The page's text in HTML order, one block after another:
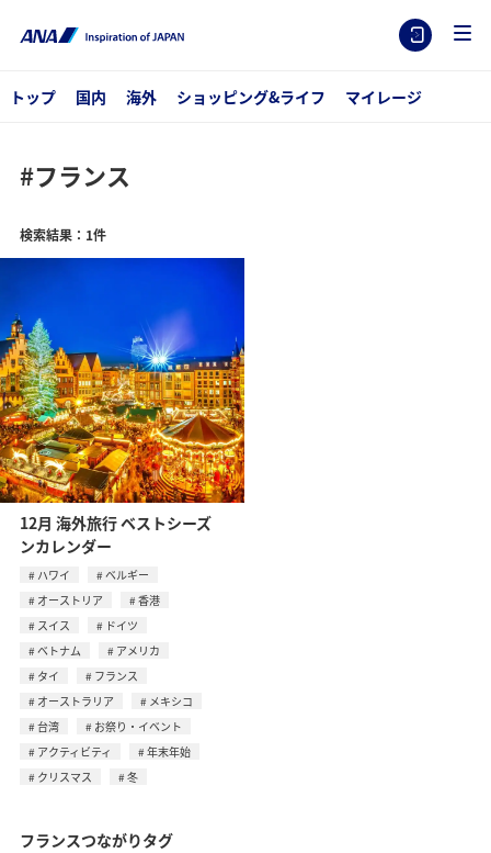
トップ 国内 海外 ショッピング&ライフ マイレージ
#フランス
検索結果：1件
12月 海外旅行 ベストシーズ
ンカレンダー
ハワイ
ベルギー
オーストリア
香港
スイス
ドイツ
ベトナム
アメリカ
タイ
フランス
オーストラリア
メキシコ
台湾
お祭り・イベント
アクティビティ
年末年始
クリスマス
冬
フランスつながりタグ